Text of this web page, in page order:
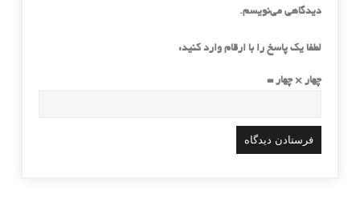
دیدگاهی می‌نویسم.
لطفا یک پاسخ را با ارقام وارد کنید:
چهار × چهار =